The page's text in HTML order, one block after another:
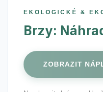
EKOLOGICKÉ &
Brzy:
ZOBRAZIT